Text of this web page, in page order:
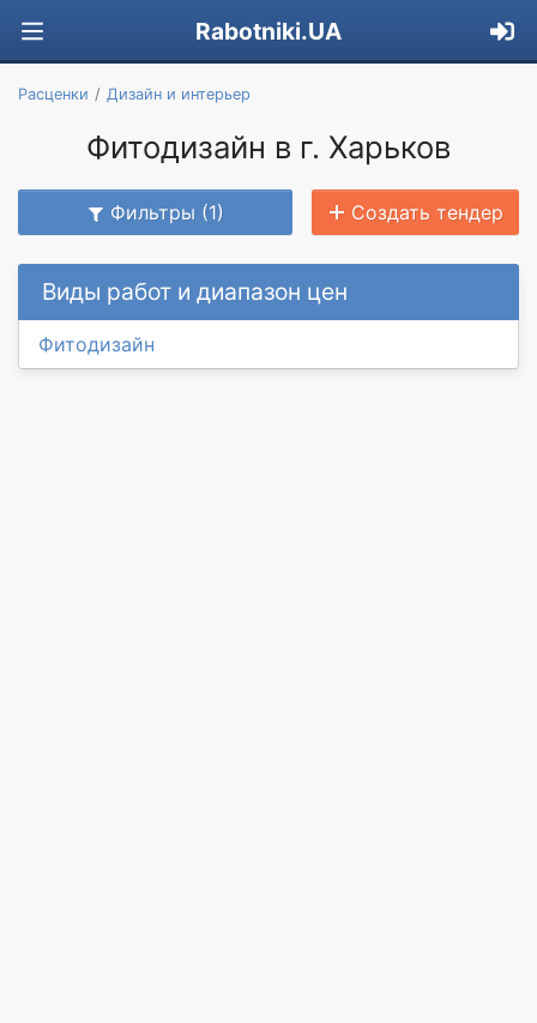
Rabotniki.UA
Расценки Дизайн и интерьер
Фитодизайн в г. Харьков
Фильтры (1) Создать тендер
Виды работ и диапазон цен
Фитодизайн